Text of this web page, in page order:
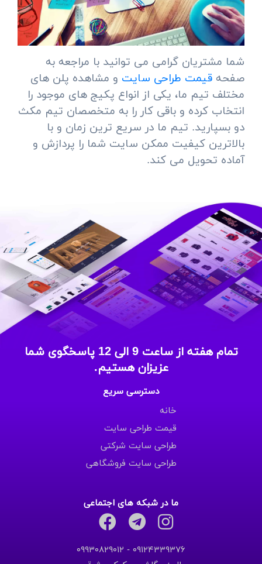
شما مشتریان گرامی می توانید با مراجعه به
صفحه قیمت طراحی سایت و مشاهده پلن های
مختلف تیم ما، یکی از انواع پکیج های موجود را
انتخاب کرده و باقی کار را به متخصصان تیم مکث
دو بسپارید. تیم ما در سریع ترین زمان و با
بالاترین کیفیت ممکن سایت شما را پردازش و
آماده تحویل می کند.
تمام هفته از ساعت 9 الی 12 پاسخگوی شما
عزیزان هستیم.
دسترسی سریع
خانه
قیمت طراحی سایت
طراحی سایت شرکتی
طراحی سایت فروشگاهی
ما در شبکه های اجتماعی
۰۹۱۲۴۳۳۹۳۷۶ - ۰۹۹۳۰۸۲۹۰۱۲